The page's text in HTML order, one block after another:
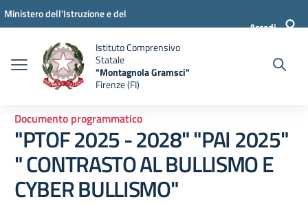
Vai ai contenuti
Vai al menu di navigazione
Vai al footer
Ministero dell'Istruzione e del
Accedi
Istituto Comprensivo
Statale
"Montagnola Gramsci"
Firenze (FI)
Documento programmatico
"PTOF 2025 - 2028" "PAI 2025"
" CONTRASTO AL BULLISMO E
CYBER BULLISMO"